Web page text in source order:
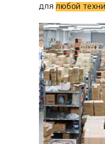
длялюбой